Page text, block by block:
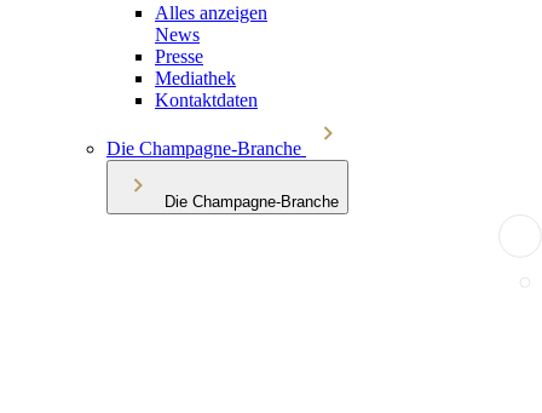
Alles anzeigen
News
Presse
Mediathek
Kontaktdaten
Die Champagne-Branche
Die Champagne-Branche